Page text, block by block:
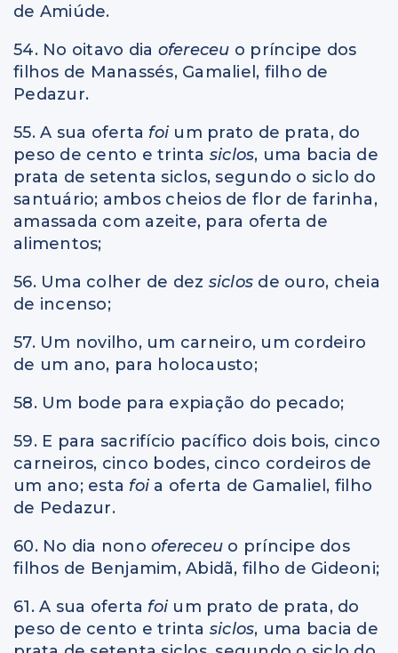
de Amiúde.
54. No oitavo dia ofereceu o príncipe dos
filhos de Manassés, Gamaliel, filho de
Pedazur.
55. A sua oferta foi um prato de prata, do
peso de cento e trinta siclos, uma bacia de
prata de setenta siclos, segundo o siclo do
santuário; ambos cheios de flor de farinha,
amassada com azeite, para oferta de
alimentos;
56. Uma colher de dez siclos de ouro, cheia
de incenso;
57. Um novilho, um carneiro, um cordeiro
de um ano, para holocausto;
58. Um bode para expiação do pecado;
59. E para sacrifício pacífico dois bois, cinco
carneiros, cinco bodes, cinco cordeiros de
um ano; esta foi a oferta de Gamaliel, filho
de Pedazur.
60. No dia nono ofereceu o príncipe dos
filhos de Benjamim, Abidã, filho de Gideoni;
61. A sua oferta foi um prato de prata, do
peso de cento e trinta siclos, uma bacia de